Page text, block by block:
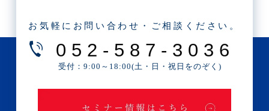
・2022年9月(3記事)
・2022年7月(1記事)
・2022年6月(1記事)
お気軽にお問い合わせ・ご相談ください。
052-587-3036
受付：9:00～18:00(土・日・祝日をのぞく)